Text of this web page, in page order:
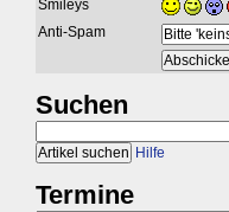
Smileys
Anti-Spam
Suchen
Hilfe
Termine